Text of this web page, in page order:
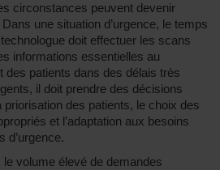
circonstances peuvent devenir
une situation d’urgence, le temps
doit effectuer les scans
informations essentielles au
des patients dans des délais très
il doit prendre des décisions
des patients, le choix des
et l’adaptation aux besoins
d’urgence.
le volume élevé de demandes